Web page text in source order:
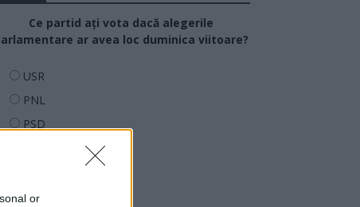
or
Ce partid ați vota dacă alegerile
ar avea loc duminica viitoare?
USR
PNL
PSD
PMP (Tomac)